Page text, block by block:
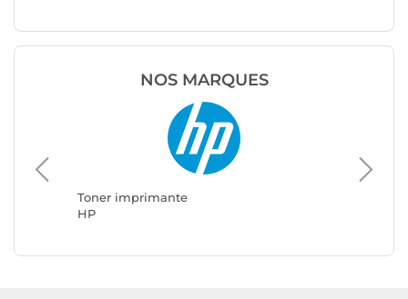
NOS MARQUES
Toner imprimante
HP
Toner
Brother